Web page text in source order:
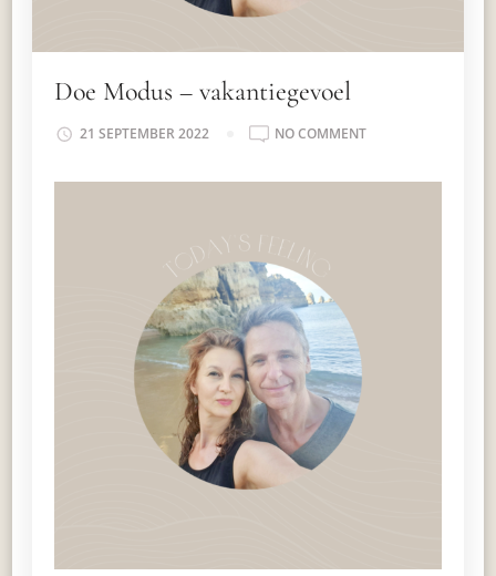
Doe Modus – vakantiegevoel
21 SEPTEMBER 2022 NO COMMENTON
MODUS